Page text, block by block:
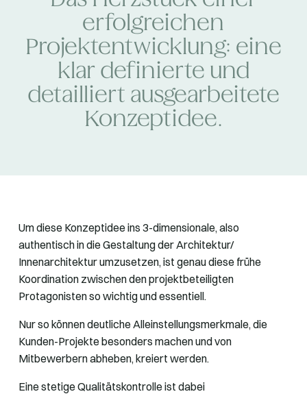
erfolgreichen
Projektentwicklung: eine
klar definierte und
detailliert ausgearbeitete
Konzeptidee.
Um diese Konzeptidee ins 3-dimensionale, also
authentisch in die Gestaltung der Architektur/
Innenarchitektur umzusetzen, ist genau diese frühe
Koordination zwischen den projektbeteiligten
Protagonisten so wichtig und essentiell.
Nur so können deutliche Alleinstellungsmerkmale, die
Kunden-Projekte besonders machen und von
Mitbewerbern abheben, kreiert werden.
Eine stetige Qualitätskontrolle ist dabei